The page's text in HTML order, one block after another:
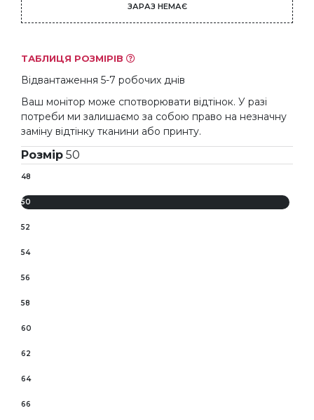
ЗАРАЗ НЕМАЄ
ТАБЛИЦЯ РОЗМІРІВ
Відвантаження 5-7 робочих днів
Ваш монітор може спотворювати відтінок. У разі
потреби ми залишаємо за собою право на незначну
заміну відтінку тканини або принту.
Розмір 50
48
50
52
54
56
58
60
62
64
66